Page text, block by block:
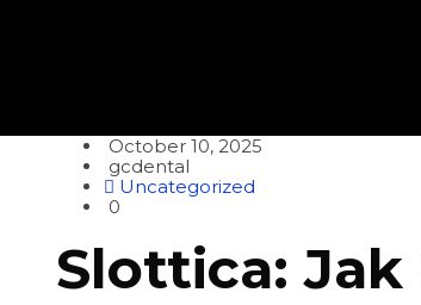
October 10, 2025
gcdental
Uncategorized
0
Slottica: